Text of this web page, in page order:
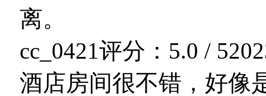
离。
cc_0421评分：5.0 / 5
酒店房间很不错，好像